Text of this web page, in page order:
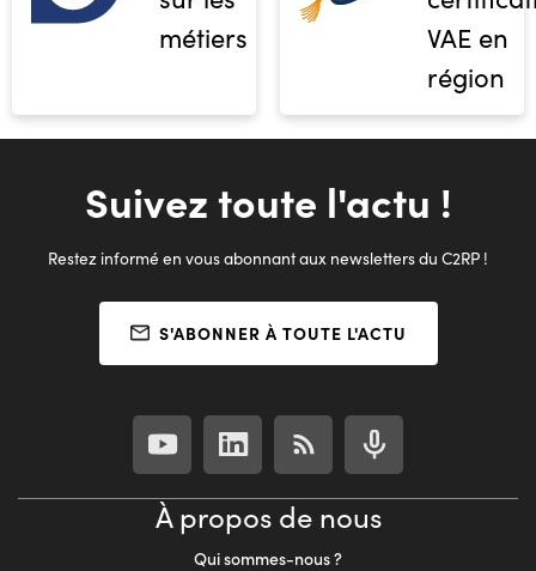
métiers
VAE en
région
Suivez toute l'actu !
Restez informé en vous abonnant aux newsletters du C2RP !
S'ABONNER À TOUTE L'ACTU
À propos de nous
Qui sommes-nous ?